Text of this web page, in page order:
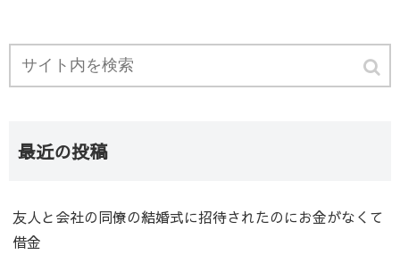
最近の投稿
友人と会社の同僚の結婚式に招待されたのにお金がなくて
借金